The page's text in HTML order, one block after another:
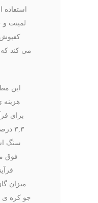
کفپوش‌
می‌ کند
این
هزینه
برای
۳,۳
سنگ
فوق
میزان
جو کره ی